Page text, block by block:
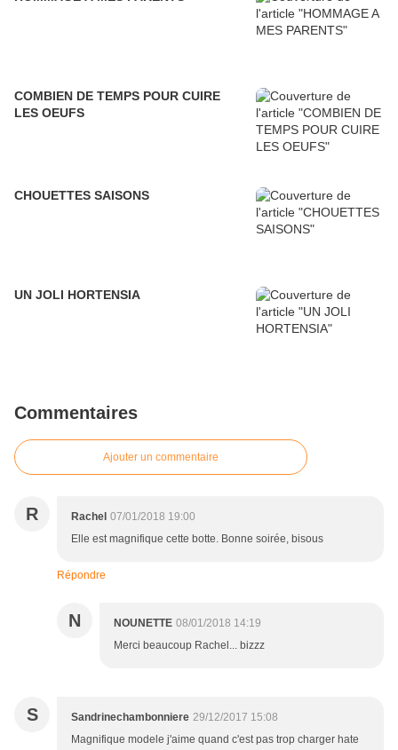
COMBIEN DE TEMPS POUR CUIRE
LES OEUFS
CHOUETTES SAISONS
UN JOLI HORTENSIA
Commentaires
Ajouter un commentaire
R Rachel 07/01/2018 19:00
Elle est magnifique cette botte. Bonne soirée, bisous
Répondre
N NOUNETTE 08/01/2018 14:19
Merci beaucoup Rachel... bizzz
S Sandrinechambonniere 29/12/2017 15:08
Magnifique modele j'aime quand c'est pas trop charger hate